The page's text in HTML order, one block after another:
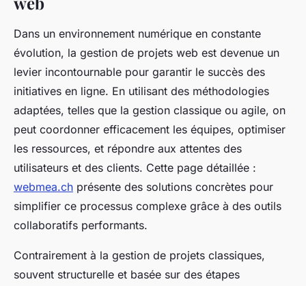
Dans un environnement numérique en constante
évolution, la gestion de projets web est devenue un
levier incontournable pour garantir le succès des
initiatives en ligne. En utilisant des méthodologies
adaptées, telles que la gestion classique ou agile, on
peut coordonner efficacement les équipes, optimiser
les ressources, et répondre aux attentes des
utilisateurs et des clients. Cette page détaillée :
webmea.ch présente des solutions concrètes pour
simplifier ce processus complexe grâce à des outils
collaboratifs performants.
Contrairement à la gestion de projets classiques,
souvent structurelle et basée sur des étapes